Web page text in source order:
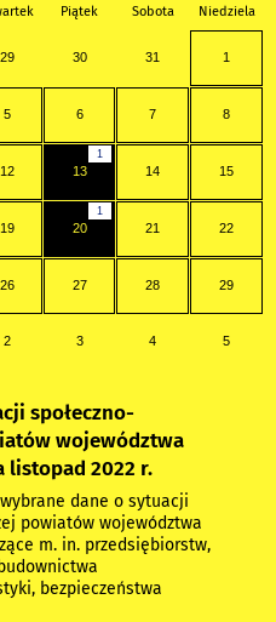
Piątek Sobota Niedziela
29 30 31 1
5 6 7 8
12
1
13 14 15
19
1
20 21 22
26 27 28 29
2 3 4 5
społeczno-
województwa
listopad 2022 r.
dane o sytuacji
powiatów województwa
m. in. przedsiębiorstw,
bezpieczeństwa